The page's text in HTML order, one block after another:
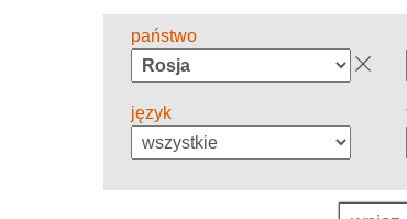
państwo
język